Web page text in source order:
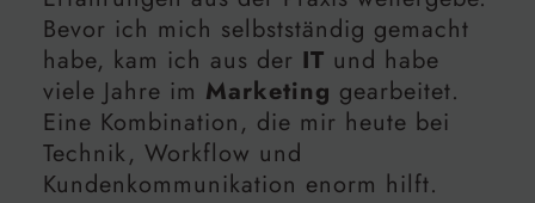
Bevor ich mich selbstständig gemacht
habe, kam ich aus der IT und habe
viele Jahre im Marketing gearbeitet.
Eine Kombination, die mir heute bei
Technik, Workflow und
Kundenkommunikation enorm hilft.